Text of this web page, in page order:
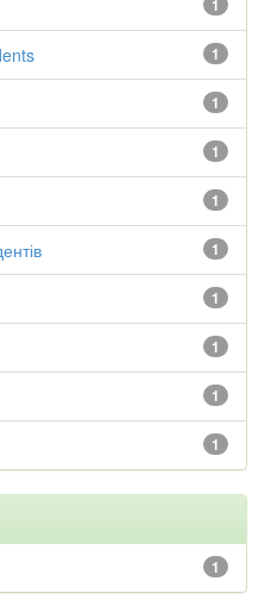
1
1
1
1
1
1
1
1
1
1
1